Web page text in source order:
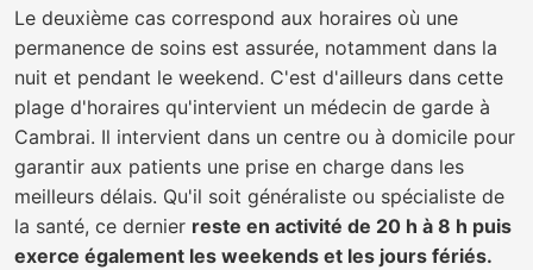
Le deuxième cas correspond aux horaires où une
permanence de soins est assurée, notamment dans la
nuit et pendant le weekend. C'est d'ailleurs dans cette
plage d'horaires qu'intervient un médecin de garde à
Cambrai. Il intervient dans un centre ou à domicile pour
garantir aux patients une prise en charge dans les
meilleurs délais. Qu'il soit généraliste ou spécialiste de
la santé, ce dernier reste en activité de 20 h à 8 h puis
exerce également les weekends et les jours fériés.